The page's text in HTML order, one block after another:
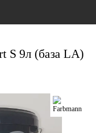
S 9л (база LA)